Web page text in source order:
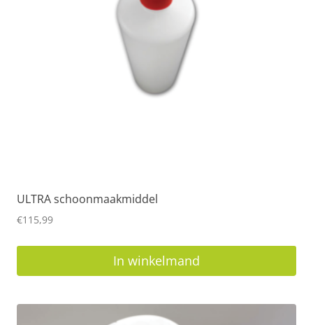
ULTRA schoonmaakmiddel
€115,99
In winkelmand